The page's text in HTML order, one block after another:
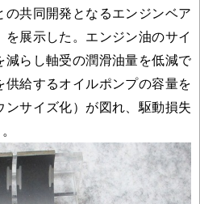
の共同開発となるエンジンベア
を展示した。エンジン油のサイ
減らし軸受の潤滑油量を低減で
供給するオイルポンプの容量を
サイズ化）が図れ、駆動損失